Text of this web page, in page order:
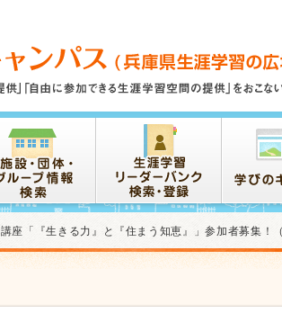
座「『生きる力』と『住まう知恵』」参加者募集！